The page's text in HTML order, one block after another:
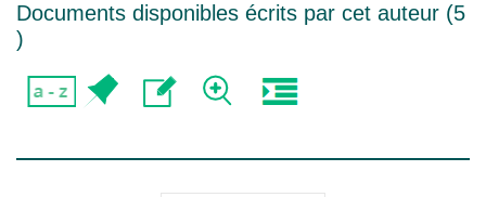
Documents disponibles écrits par cet auteur (5
)